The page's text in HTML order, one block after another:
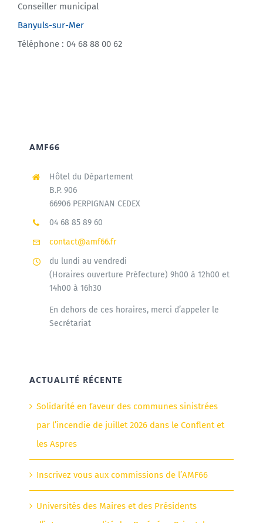
Conseiller municipal
Banyuls-sur-Mer
Téléphone : 04 68 88 00 62
AMF66
Hôtel du Département
B.P. 906
66906 PERPIGNAN CEDEX
04 68 85 89 60
contact@amf66.fr
du lundi au vendredi
(Horaires ouverture Préfecture) 9h00 à 12h00 et
14h00 à 16h30
En dehors de ces horaires, merci d’appeler le
Secrétariat
ACTUALITÉ RÉCENTE
Solidarité en faveur des communes sinistrées
par l’incendie de juillet 2026 dans le Conflent et
les Aspres
Inscrivez vous aux commissions de l’AMF66
Universités des Maires et des Présidents